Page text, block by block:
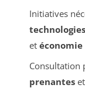
Initiatives
technologies
et
Consultation
prenanteset